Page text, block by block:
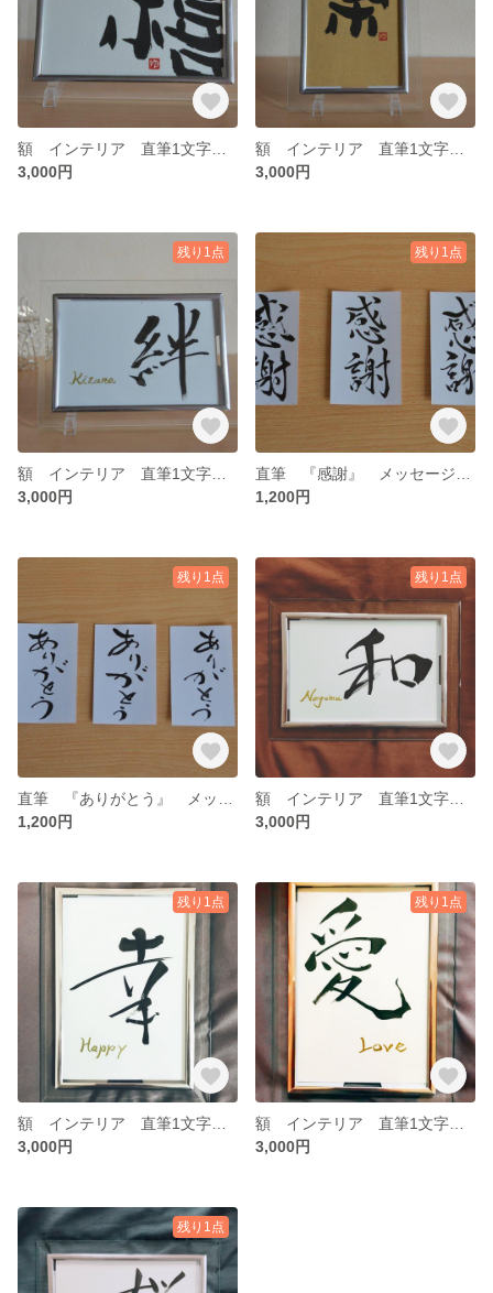
3,000円
3,000円
残り1点
3,000円
残り1点
1,200円
残り1点
1,200円
残り1点
3,000円
残り1点
3,000円
残り1点
3,000円
残り1点